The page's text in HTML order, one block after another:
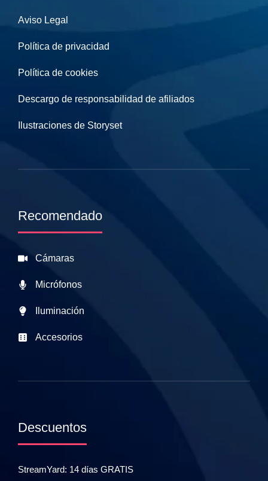
Aviso Legal
Política de privacidad
Política de cookies
Descargo de responsabilidad de afiliados
Ilustraciones de Storyset
Recomendado
Cámaras
Micrófonos
Iluminación
Accesorios
Descuentos
StreamYard: 14 días GRATIS